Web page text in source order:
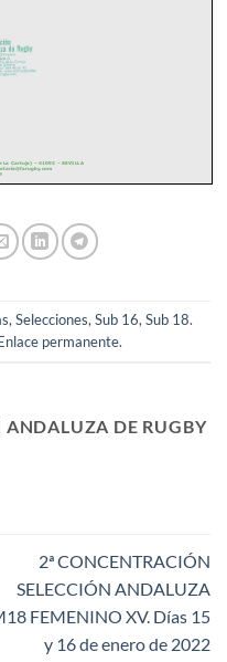
,Selecciones,Sub 16,Sub 18.
permanente.
ANDALUZA DE RUGBY
2ª CONCENTRACIÓN
SELECCIÓN ANDALUZA
FEMENINO XV. Días 15
y 16 de enero de 2022